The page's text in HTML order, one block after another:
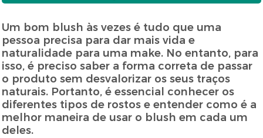
Um bom blush às vezes é tudo que uma
pessoa precisa para dar mais vida e
naturalidade para uma make. No entanto, para
isso, é preciso saber a forma correta de passar
o produto sem desvalorizar os seus traços
naturais. Portanto, é essencial conhecer os
diferentes tipos de rostos e entender como é a
melhor maneira de usar o blush em cada um
deles.